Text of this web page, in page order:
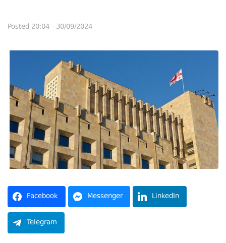
Posted 20:04 - 30/09/2024
Facebook Messenger LinkedIn
Telegram